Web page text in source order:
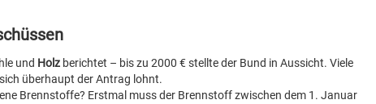
und Holz berichtet – bis zu 2000 € stellte der Bund in Aussicht. Viele
überhaupt der Antrag lohnt.
Brennstoffe? Erstmal muss der Brennstoff zwischen dem 1. Januar